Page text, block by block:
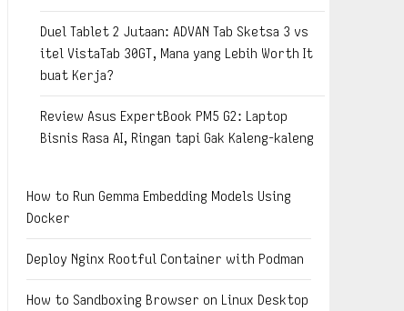
Duel Tablet 2 Jutaan: ADVAN Tab Sketsa 3 vs
itel VistaTab 30GT, Mana yang Lebih Worth It
buat Kerja?
Review Asus ExpertBook PM5 G2: Laptop
Bisnis Rasa AI, Ringan tapi Gak Kaleng-kaleng
How to Run Gemma Embedding Models Using
Docker
Deploy Nginx Rootful Container with Podman
How to Sandboxing Browser on Linux Desktop